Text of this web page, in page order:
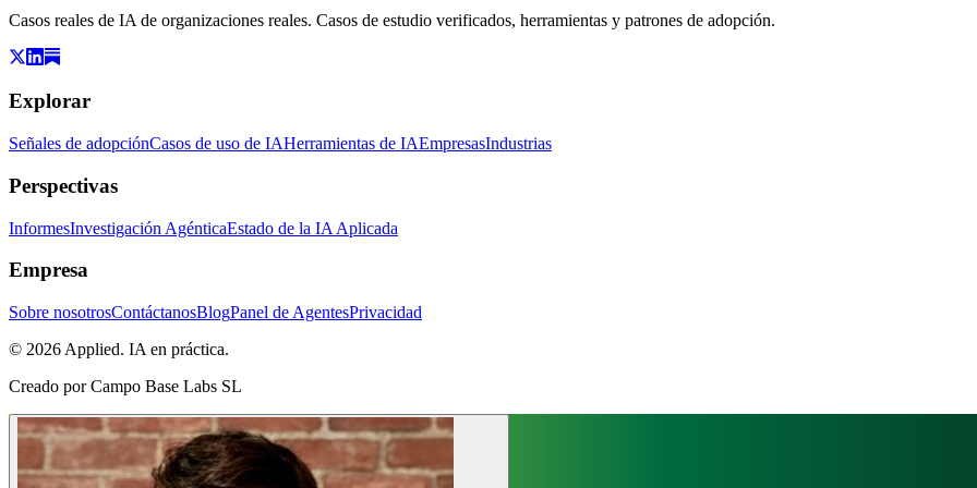
Casos reales de IA de organizaciones reales. Casos de estudio verificados, herramientas y patrones de adopción.
Explorar
Señales de adopciónCasos de uso de IAHerramientas de IAEmpresasIndustrias
Perspectivas
InformesInvestigación AgénticaEstado de la IA Aplicada
Empresa
Sobre nosotrosContáctanosBlogPanel de AgentesPrivacidad
© 2026 Applied. IA en práctica.
Creado por Campo Base Labs SL